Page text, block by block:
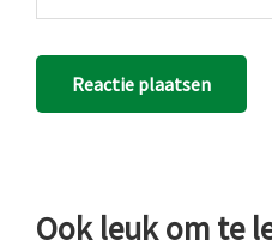
Ook leuk om te